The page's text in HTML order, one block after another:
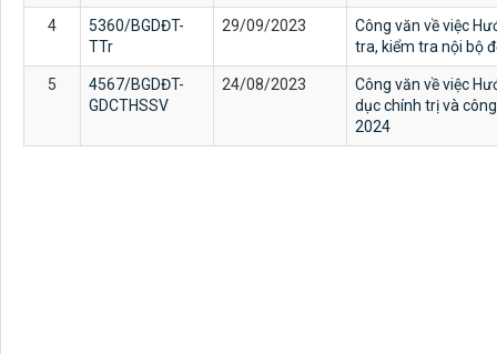
4
5360/BGDĐT-
TTr
29/09/2023
Công văn về việc
tra, kiểm tra nội bộ
5
4567/BGDĐT-
GDCTHSSV
24/08/2023
Công văn về việc
dục chính trị và
2024